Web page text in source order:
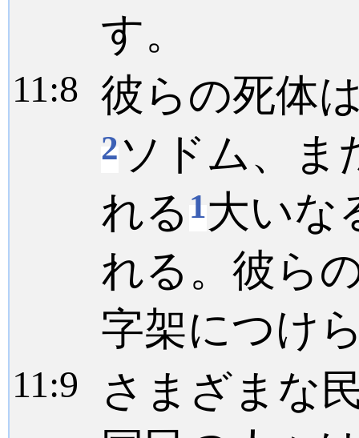
す。
11:8 彼らの死体
2ソドム、ま
れる 1大いな
れる。彼ら
字架につけ
11:9
さまざまな